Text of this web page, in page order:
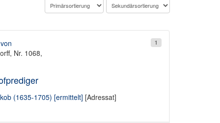
1
Nr. 1068,
(1635-1705) [ermittelt] [Adressat]